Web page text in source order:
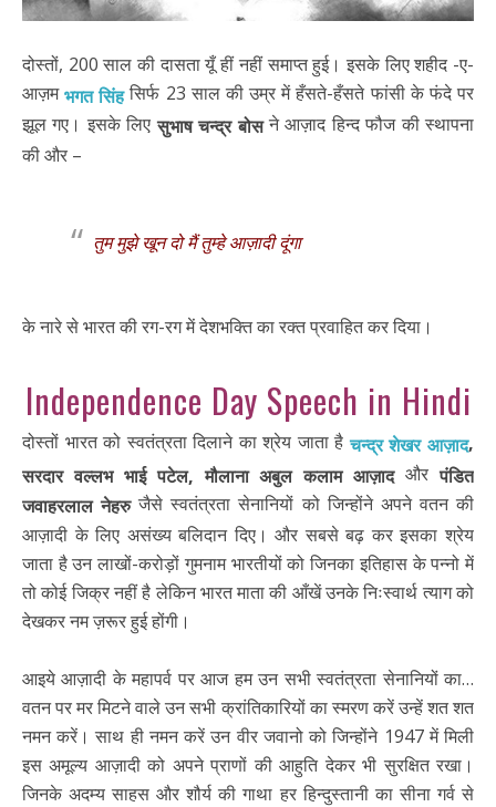
दोस्तों, 200 साल की दासता यूँ हीं नहीं समाप्त हुई। इसके लिए शहीद -ए-
आज़मभगत सिंहसिर्फ 23 साल की उम्र में हँसते-हँसते फांसी के फंदे पर
झूल गए। इसके लिएसुभाष चन्द्र बोसने आज़ाद हिन्द फौज की स्थापना
की और –
तुम मुझे खून दो मैं तुम्हे आज़ादी दूंगा
के नारे से भारत की रग-रग में देशभक्ति का रक्त प्रवाहित कर दिया।
Independence Day Speech in Hindi
दोस्तों भारत को स्वतंत्रता दिलाने का श्रेय जाता हैचन्द्र शेखर आज़ाद,
सरदार वल्लभ भाई पटेल, मौलाना अबुल कलाम आज़ादऔरपंडित
जवाहरलाल नेहरुजैसे स्वतंत्रता सेनानियों को जिन्होंने अपने वतन की
आज़ादी के लिए असंख्य बलिदान दिए। और सबसे बढ़ कर इसका श्रेय
जाता है उन लाखों-करोड़ों गुमनाम भारतीयों को जिनका इतिहास के पन्नो में
तो कोई जिक्र नहीं है लेकिन भारत माता की आँखें उनके निःस्वार्थ त्याग को
देखकर नम ज़रूर हुई होंगी।
आइये आज़ादी के महापर्व पर आज हम उन सभी स्वतंत्रता सेनानियों का…
वतन पर मर मिटने वाले उन सभी क्रांतिकारियों का स्मरण करें उन्हें शत शत
नमन करें। साथ ही नमन करें उन वीर जवानो को जिन्होंने 1947 में मिली
इस अमूल्य आज़ादी को अपने प्राणों की आहुति देकर भी सुरक्षित रखा।
जिनके अदम्य साहस और शौर्य की गाथा हर हिन्दुस्तानी का सीना गर्व से